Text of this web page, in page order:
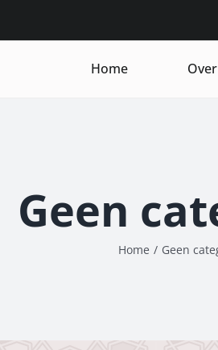
Home
Geen
Home / Geen